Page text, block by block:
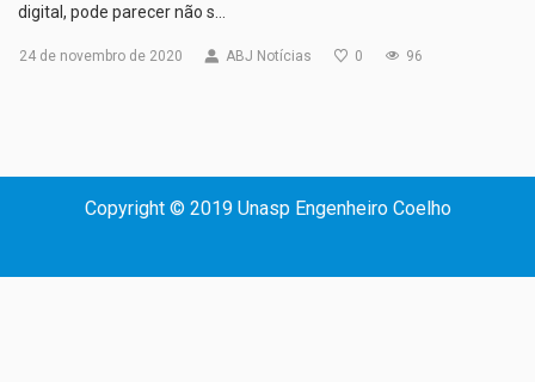
digital, pode parecer não s…
24 de novembro de 2020 ABJ Notícias 0 96
Copyright © 2019 Unasp Engenheiro Coelho